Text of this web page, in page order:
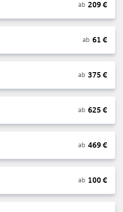
ab 209€
ab 61 €
ab 375 €
ab 625 €
ab 469€
ab 100€